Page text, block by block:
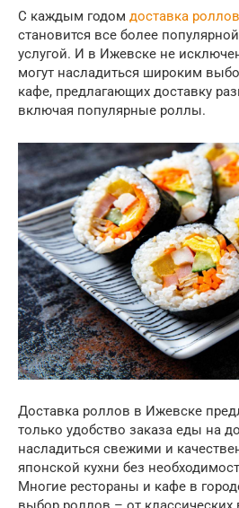
С каждым годом доставка
становится все более
услугой. И в Ижевске не
могут насладиться широким
кафе, предлагающих доставку
включая популярные роллы.
Доставка роллов в Ижевске
только удобство заказа еды на
насладиться свежими и
японской кухни без
Многие рестораны и кафе в